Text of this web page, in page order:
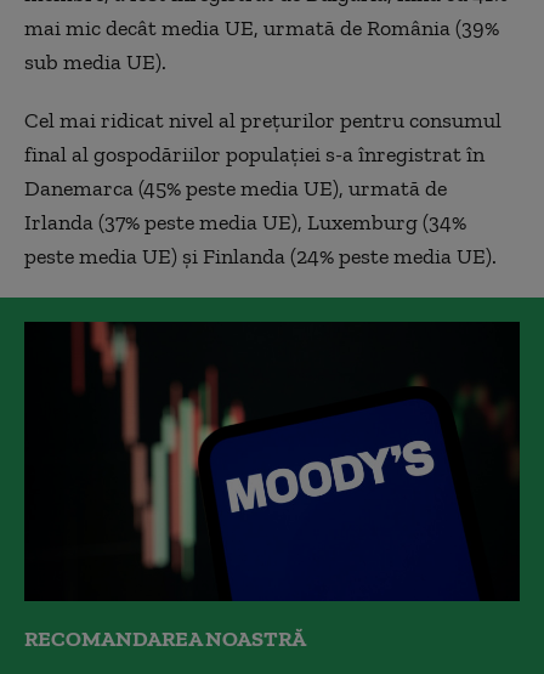
mai mic decât media UE, urmată de România (39%
sub media UE).
Cel mai ridicat nivel al preţurilor pentru consumul
final al gospodăriilor populaţiei s-a înregistrat în
Danemarca (45% peste media UE), urmată de
Irlanda (37% peste media UE), Luxemburg (34%
peste media UE) şi Finlanda (24% peste media UE).
RECOMANDAREA NOASTRĂ